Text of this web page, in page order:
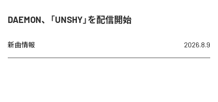
DAEMON、「UNSHY」を配信開始
新曲情報 2026.8.9